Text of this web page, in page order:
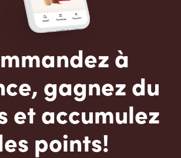
à
gagnez du
et accumulez
points!